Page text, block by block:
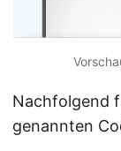
Nachfolgend
genannten